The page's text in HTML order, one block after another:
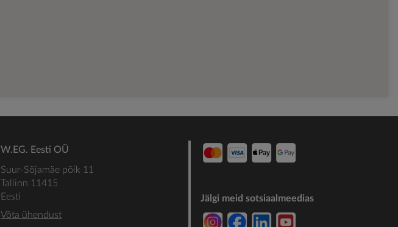
W.EG. Eesti OÜ
Suur-Sõjamäe põik 11
Tallinn 11415
Eesti
Võta ühendust
Jälgi meid sotsiaalmeedias